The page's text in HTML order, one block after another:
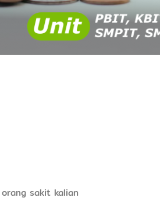
sakit kalian